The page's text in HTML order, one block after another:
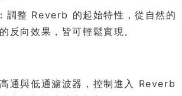
調整 Reverb 的起始特性，從自然的
反向效果，皆可輕鬆實現。
通與低通濾波器，控制進入 Reverb